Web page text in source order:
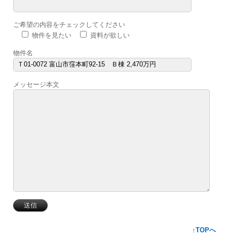
ご希望の内容をチェックしてください
物件を見たい
資料が欲しい
物件名
メッセージ本文
↑TOPへ